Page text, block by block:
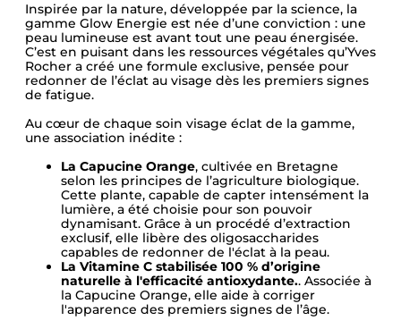
Inspirée par la nature, développée par la science, la
gamme Glow Energie est née d’une conviction : une
peau lumineuse est avant tout une peau énergisée.
C’est en puisant dans les ressources végétales qu’Yves
Rocher a créé une formule exclusive, pensée pour
redonner de l’éclat au visage dès les premiers signes
de fatigue.
Au cœur de chaque soin visage éclat de la gamme,
une association inédite :
La Capucine Orange, cultivée en Bretagne
selon les principes de l’agriculture biologique.
Cette plante, capable de capter intensément la
lumière, a été choisie pour son pouvoir
dynamisant. Grâce à un procédé d’extraction
exclusif, elle libère des oligosaccharides
capables de redonner de l'éclat à la peau.
La Vitamine C stabilisée 100 % d’origine
naturelle à l'efficacité antioxydante.. Associée à
la Capucine Orange, elle aide à corriger
l'apparence des premiers signes de l’âge.